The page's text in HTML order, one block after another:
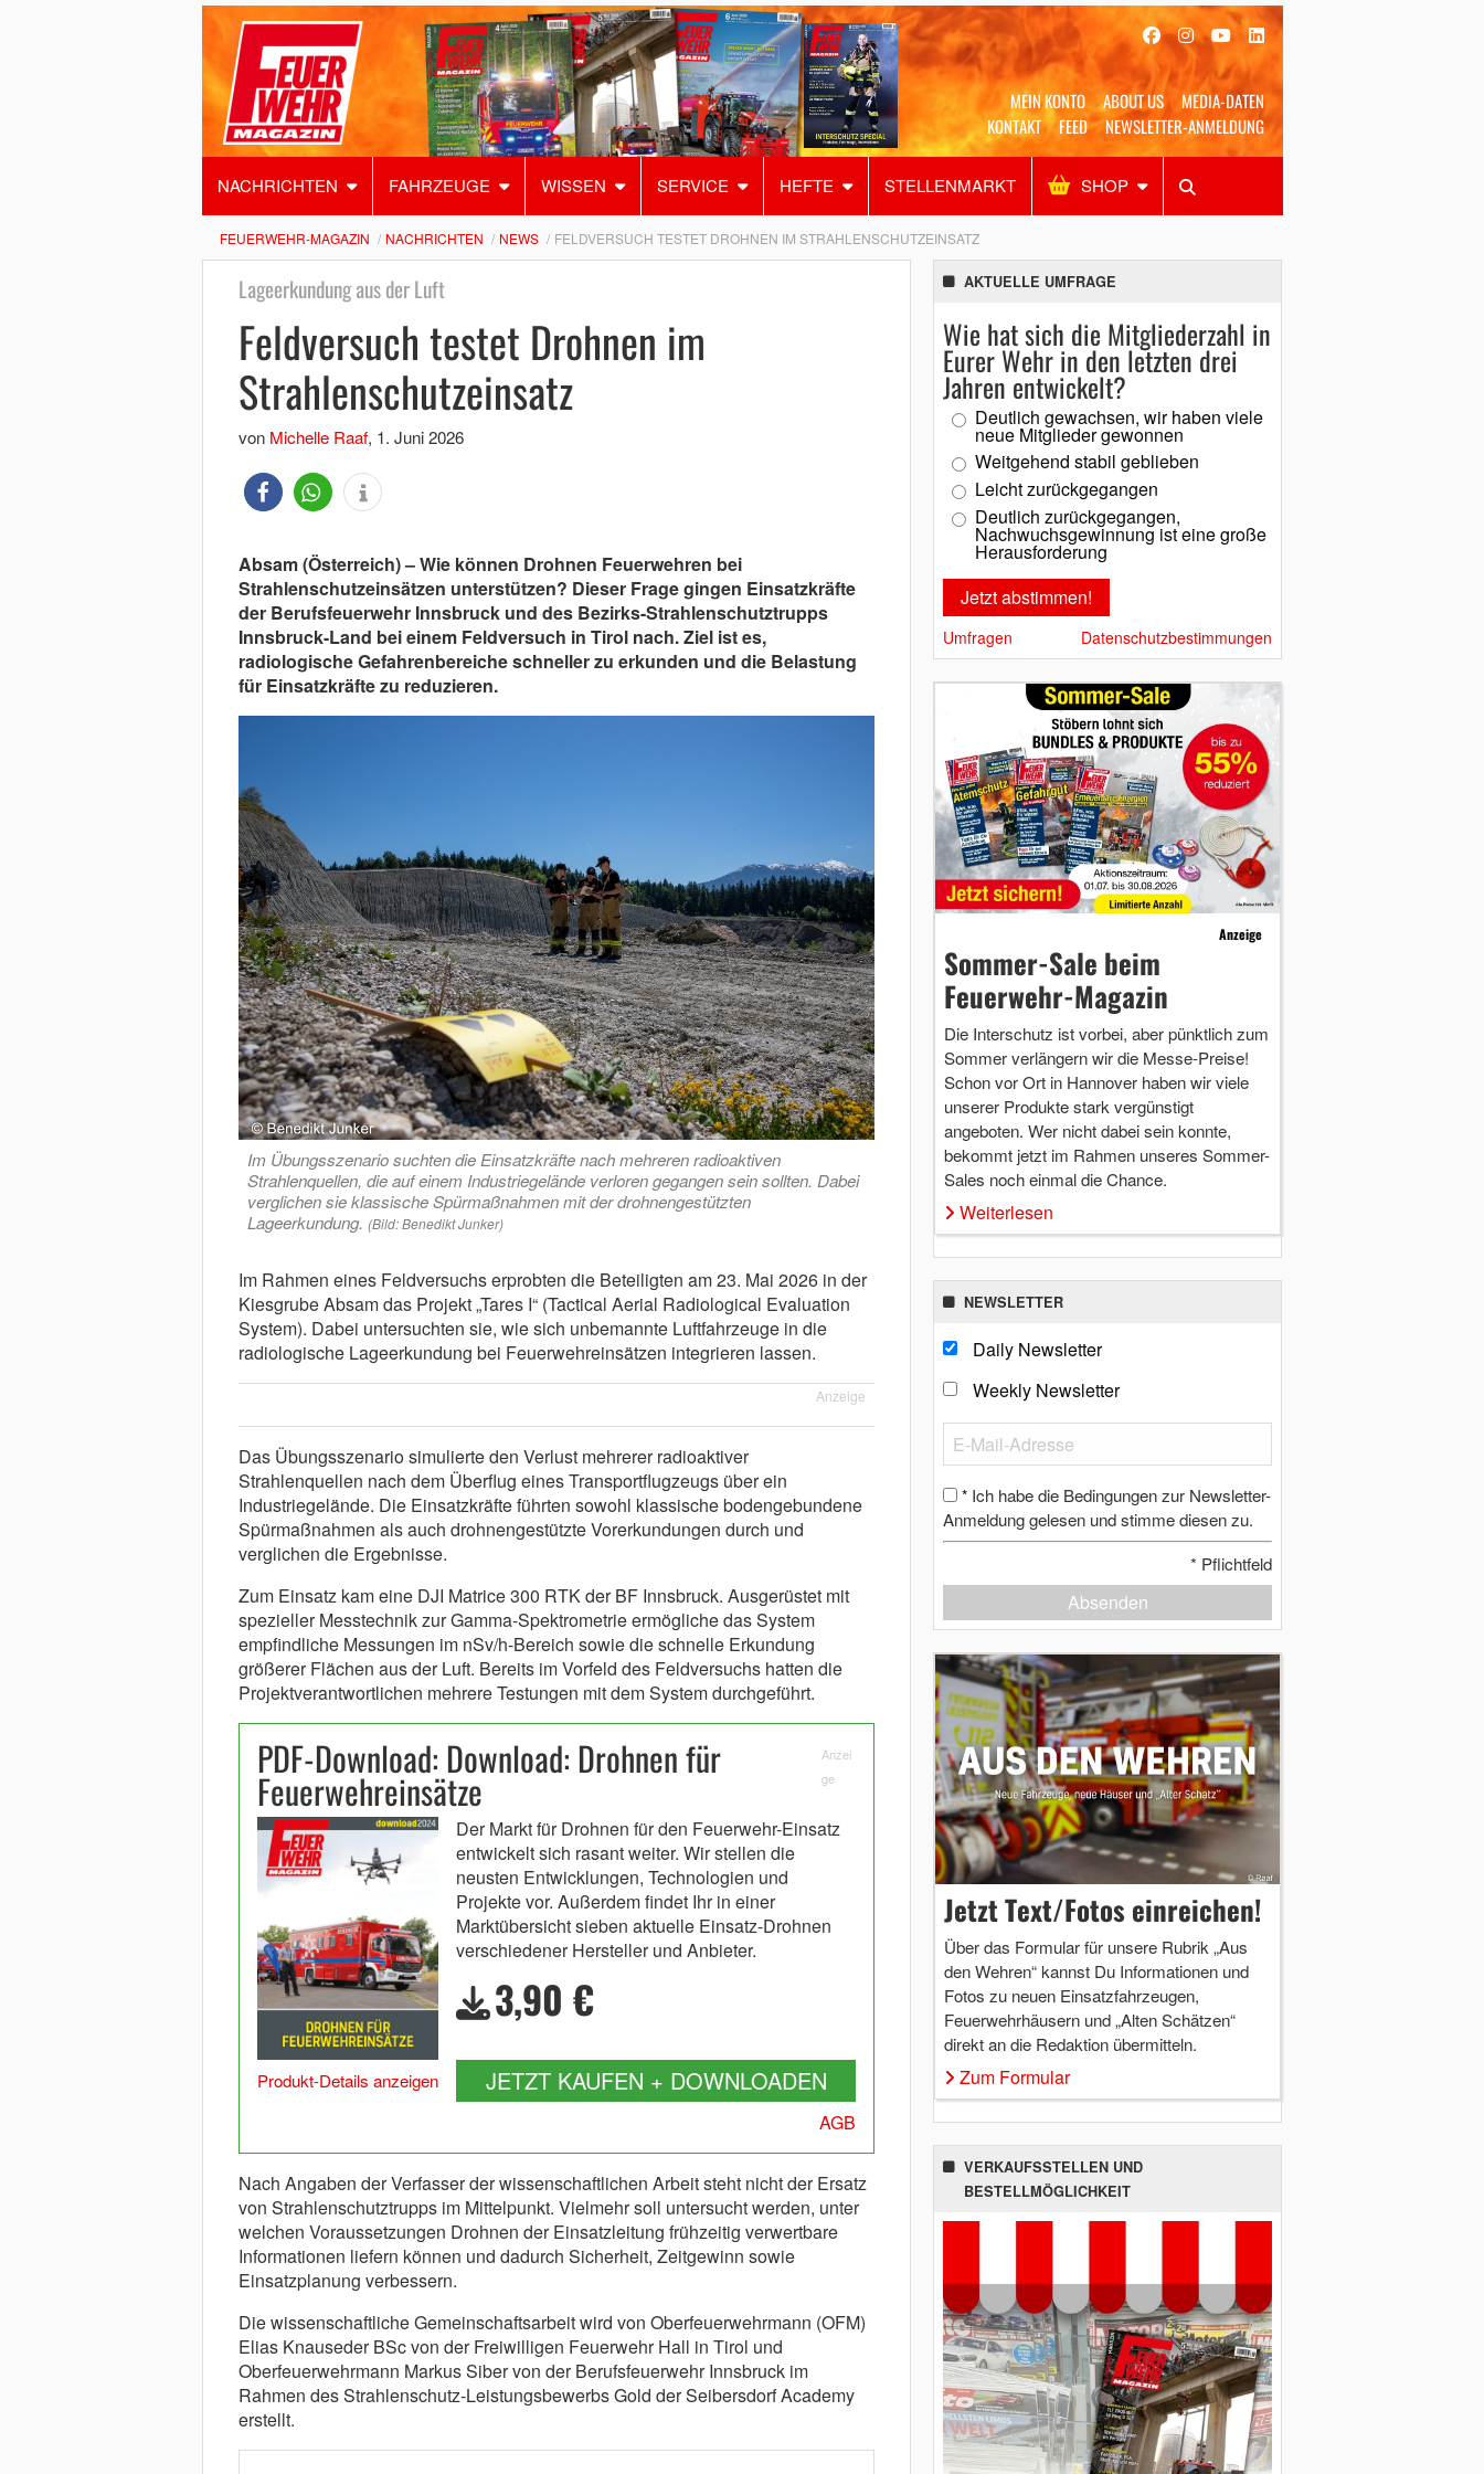
MEIN KONTO ABOUT US
MEDIA-DATEN
KONTAKT
FEED NEWSLETTER-ANMELDUNG
NACHRICHTEN FAHRZEUGE WISSEN SERVICE HEFTE STELLENMARKT SHOP
Alles Shop SUCHEN
FEUERWEHR-MAGAZIN NACHRICHTEN NEWS FELDVERSUCH TESTET DROHNEN IM STRAHLENSCHUTZEINSATZ
Lageerkundung aus der Luft
Feldversuch testet Drohnen im
Strahlenschutzeinsatz
von Michelle Raaf, 1. Juni 2026
Absam (Österreich) – Wie können Drohnen Feuerwehren bei
Strahlenschutzeinsätzen unterstützen? Dieser Frage gingen Einsatzkräfte
der Berufsfeuerwehr Innsbruck und des Bezirks-Strahlenschutztrupps
Innsbruck-Land bei einem Feldversuch in Tirol nach. Ziel ist es,
radiologische Gefahrenbereiche schneller zu erkunden und die Belastung
für Einsatzkräfte zu reduzieren.
Im Übungsszenario suchten die Einsatzkräfte nach mehreren radioaktiven
Strahlenquellen, die auf einem Industriegelände verloren gegangen sein sollten. Dabei
verglichen sie klassische Spürmaßnahmen mit der drohnengestützten
Lageerkundung. (Bild: Benedikt Junker)
Im Rahmen eines Feldversuchs erprobten die Beteiligten am 23. Mai 2026 in der
Kiesgrube Absam das Projekt „Tares I“ (Tactical Aerial Radiological Evaluation
System). Dabei untersuchten sie, wie sich unbemannte Luftfahrzeuge in die
radiologische Lageerkundung bei Feuerwehreinsätzen integrieren lassen.
Anzeige
Das Übungsszenario simulierte den Verlust mehrerer radioaktiver
Strahlenquellen nach dem Überflug eines Transportflugzeugs über ein
Industriegelände. Die Einsatzkräfte führten sowohl klassische bodengebundene
Spürmaßnahmen als auch drohnengestützte Vorerkundungen durch und
verglichen die Ergebnisse.
Zum Einsatz kam eine DJI Matrice 300 RTK der BF Innsbruck. Ausgerüstet mit
spezieller Messtechnik zur Gamma-Spektrometrie ermögliche das System
empfindliche Messungen im nSv/h-Bereich sowie die schnelle Erkundung
größerer Flächen aus der Luft. Bereits im Vorfeld des Feldversuchs hatten die
Projektverantwortlichen mehrere Testungen mit dem System durchgeführt.
PDF-Download: Download: Drohnen für
Feuerwehreinsätze
Anzei
ge
Produkt-Details anzeigen
Der Markt für Drohnen für den Feuerwehr-Einsatz
entwickelt sich rasant weiter. Wir stellen die
neusten Entwicklungen, Technologien und
Projekte vor. Außerdem findet Ihr in einer
Marktübersicht sieben aktuelle Einsatz-Drohnen
verschiedener Hersteller und Anbieter.
3,90 €
JETZT KAUFEN + DOWNLOADEN
AGB
Nach Angaben der Verfasser der wissenschaftlichen Arbeit steht nicht der Ersatz
von Strahlenschutztrupps im Mittelpunkt. Vielmehr soll untersucht werden, unter
welchen Voraussetzungen Drohnen der Einsatzleitung frühzeitig verwertbare
Informationen liefern können und dadurch Sicherheit, Zeitgewinn sowie
Einsatzplanung verbessern.
Die wissenschaftliche Gemeinschaftsarbeit wird von Oberfeuerwehrmann (OFM)
Elias Knauseder BSc von der Freiwilligen Feuerwehr Hall in Tirol und
Oberfeuerwehrmann Markus Siber von der Berufsfeuerwehr Innsbruck im
Rahmen des Strahlenschutz-Leistungsbewerbs Gold der Seibersdorf Academy
erstellt.
AKTUELLE UMFRAGE
Wie hat sich die Mitgliederzahl in
Eurer Wehr in den letzten drei
Jahren entwickelt?
Deutlich gewachsen, wir haben viele
neue Mitglieder gewonnen
Weitgehend stabil geblieben
Leicht zurückgegangen
Deutlich zurückgegangen,
Nachwuchsgewinnung ist eine große
Herausforderung
Umfragen Datenschutzbestimmungen
Anzeige
Sommer-Sale beim
Feuerwehr-Magazin
Die Interschutz ist vorbei, aber pünktlich zum
Sommer verlängern wir die Messe-Preise!
Schon vor Ort in Hannover haben wir viele
unserer Produkte stark vergünstigt
angeboten. Wer nicht dabei sein konnte,
bekommt jetzt im Rahmen unseres Sommer-
Sales noch einmal die Chance.
Weiterlesen
NEWSLETTER
Daily Newsletter
Weekly Newsletter
* Ich habe die Bedingungen zur Newsletter-
Anmeldung gelesen und stimme diesen zu.
* Pflichtfeld
Absenden
Jetzt Text/Fotos einreichen!
Über das Formular für unsere Rubrik „Aus
den Wehren“ kannst Du Informationen und
Fotos zu neuen Einsatzfahrzeugen,
Feuerwehrhäusern und „Alten Schätzen“
direkt an die Redaktion übermitteln.
Zum Formular
VERKAUFSSTELLEN UND
BESTELLMÖGLICHKEIT